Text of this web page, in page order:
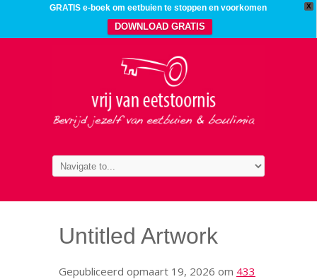
X
GRATIS e-boek om eetbuien te stoppen en voorkomen
DOWNLOAD GRATIS
Untitled Artwork
Gepubliceerd opmaart 19, 2026 om 433